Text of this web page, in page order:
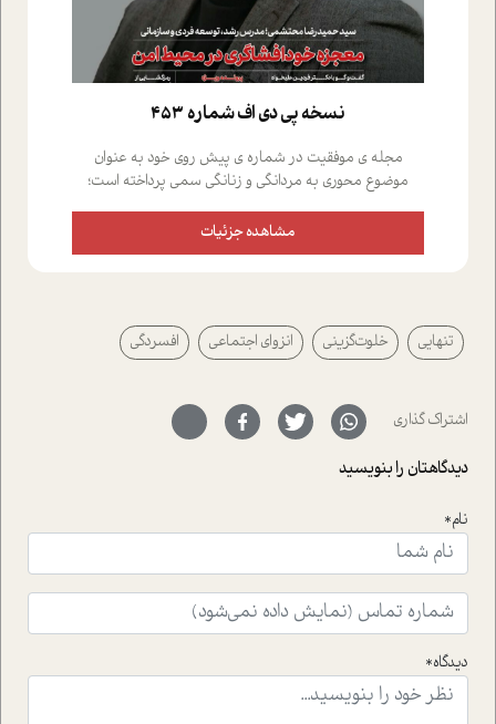
نسخه پي دي اف شماره 453
مجله ی موفقیت در شماره ی پیش روی خود به عنوان
موضوع محوری به مردانگی و زنانگی سمی پرداخته است؛
علیخواه، جامعه شناس در بخش های مختلف تلاش کرده ایم
از دریچه های گوناگون به این موضوع مهم بپردازیم.فصل
پیرامون آن آشنا می کند.در بخش دو فنجان داغ به سراغ افرادی
رفته ایم که موفقیت را در عمل به اثبات رسانده اند؛ سید
حمیدرضا محتشمی که بیست و پنجمین سال فعالیت حرفه
سر نهاده است و نیز کرامت عزیز زاده؛ سفیر صلح و دوستی که
با رکاب زدن در بیش از هفتاد کشور و کاشتن درخت، به نماد
حمایت از محیط زیست و منابع طبیعی تبدیل گشته
است.فصل روایت اجنبی ها در این شماره به دو موضوع
ای که به زندگی شگفت انگیز جین گودال و تاثیرات کاوش های
ایشان در حوزه ی شامپانزه ها بر زندگی امروزی ما نگاهی
افکنده است.فصل اتاق 333 شما را پای صحبت یک تجربه ی
واقعی در ارتباط با اختلال شخصیت اسکزوئید و مشکلات و نیز
راهکارهای حل آن قرار می دهد که در اتاق درمان اتفاق افتاده
موثرترین راهکارهای استفاده از هوش مصنوعی در حوزه های
مشاهده جزئیات
تنهایی خلوت‌گزینی انزوای اجتماعی افسردگی
اشتراک گذاری
دیدگاهتان را بنویسید
نام*
دیدگاه*